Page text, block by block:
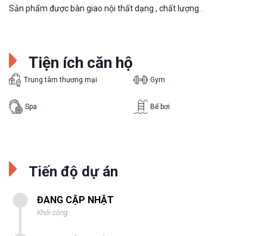
Sản phẩm được bàn giao nội thất dạng , chất lượng .
Tiện ích căn hộ
Trung tâm thương mại Gym
Spa Bể bơi
Tiến độ dự án
ĐANG CẬP NHẬT
Khởi công